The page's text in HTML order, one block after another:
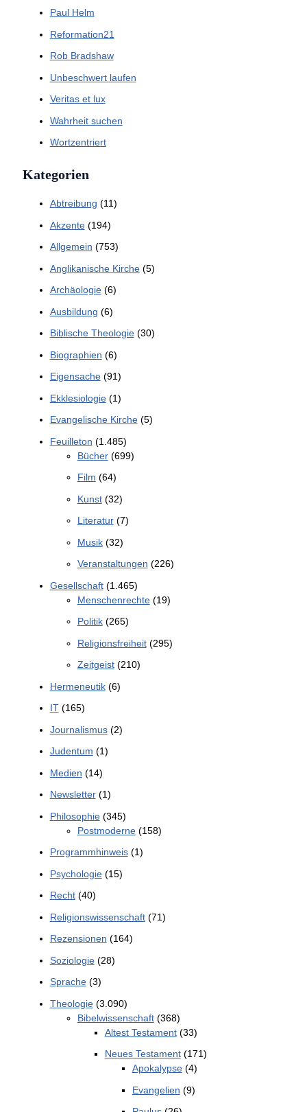
Paul Helm
Reformation21
Rob Bradshaw
Unbeschwert laufen
Veritas et lux
Wahrheit suchen
Wortzentriert
Kategorien
Abtreibung (11)
Akzente(194)
Allgemein (753)
Anglikanische Kirche(5)
Archäologie(6)
Ausbildung (6)
Biblische Theologie(30)
Biographien (6)
Eigensache(91)
Ekklesiologie(1)
Evangelische Kirche(5)
Feuilleton (1.485)
Bücher(699)
Film (64)
Kunst(32)
Literatur(7)
Musik(32)
Veranstaltungen (226)
Gesellschaft(1.465)
Menschenrechte(19)
Politik(265)
Religionsfreiheit(295)
Zeitgeist(210)
Hermeneutik(6)
IT(165)
Journalismus(2)
Judentum (1)
Medien (14)
Newsletter(1)
Philosophie(345)
Postmoderne(158)
Programmhinweis(1)
Psychologie(15)
Recht(40)
Religionswissenschaft(71)
Rezensionen (164)
Soziologie(28)
Sprache(3)
Theologie(3.090)
Bibelwissenschaft(368)
Altest Testament(33)
Neues Testament(171)
Apokalypse(4)
Evangelien (9)